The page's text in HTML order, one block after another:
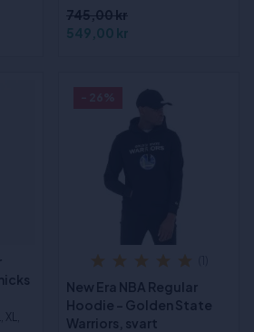
745,00 kr
549,00 kr
XL,
New Era NBA Regular
Hoodie - Golden State
Warriors, svart